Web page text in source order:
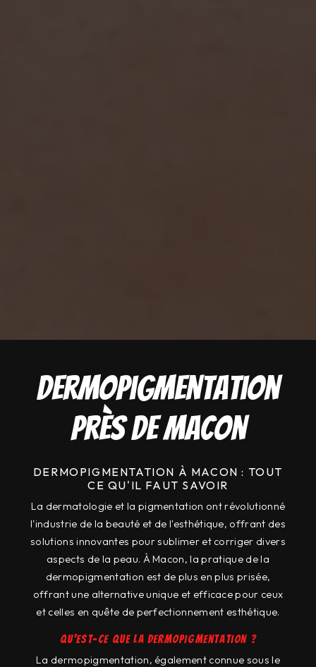
Dermopigmentation
près de Macon
DERMOPIGMENTATION À MACON : TOUT
CE QU'IL FAUT SAVOIR
La dermatologie et la pigmentation ont révolutionné
l'industrie de la beauté et de l'esthétique, offrant des
solutions innovantes pour sublimer et corriger divers
aspects de la peau. À Macon, la pratique de la
dermopigmentation est de plus en plus prisée,
offrant une alternative unique et efficace pour ceux
et celles en quête de perfectionnement esthétique.
Qu'est-ce que la dermopigmentation ?
La dermopigmentation, également connue sous le